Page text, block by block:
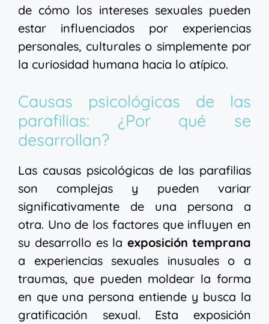
de cómo los intereses sexuales pueden
estar influenciados por experiencias
personales, culturales o simplemente por
la curiosidad humana hacia lo atípico.
Causas psicológicas de las
parafilias: ¿Por qué se
desarrollan?
Las causas psicológicas de las parafilias
son complejas y pueden variar
significativamente de una persona a
otra. Uno de los factores que influyen en
su desarrollo es la exposición temprana
a experiencias sexuales inusuales o a
traumas, que pueden moldear la forma
en que una persona entiende y busca la
gratificación sexual. Esta exposición